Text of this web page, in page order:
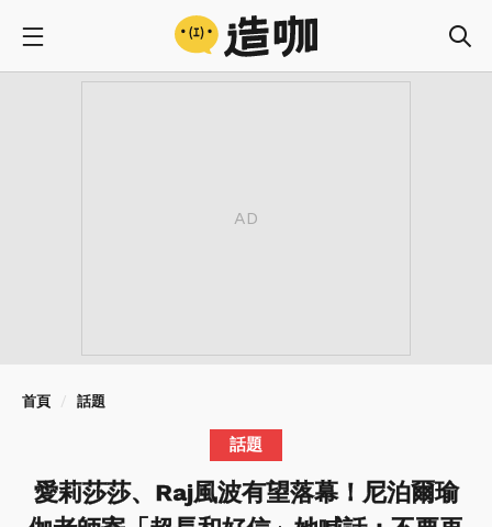
首頁 話題
話題
愛莉莎莎、Raj風波有望落幕！尼泊爾瑜